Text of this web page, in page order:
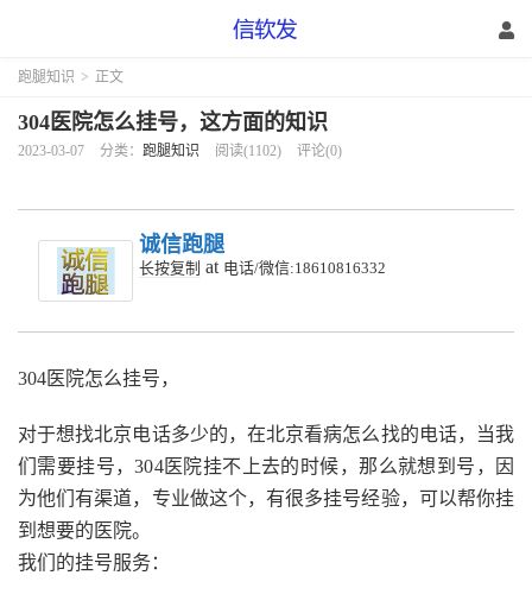
跑腿知识 > 正文
304医院怎么挂号，这方面的知识
2023-03-07 分类： 跑腿知识 阅读(1102) 评论(0)
诚信跑腿
长按复制 at 电话/微信:18610816332
304医院怎么挂号，
对于想找北京电话多少的，在北京看病怎么找的电话，当我
们需要挂号，304医院挂不上去的时候，那么就想到号，因
为他们有渠道，专业做这个，有很多挂号经验，可以帮你挂
到想要的医院。
我们的挂号服务：